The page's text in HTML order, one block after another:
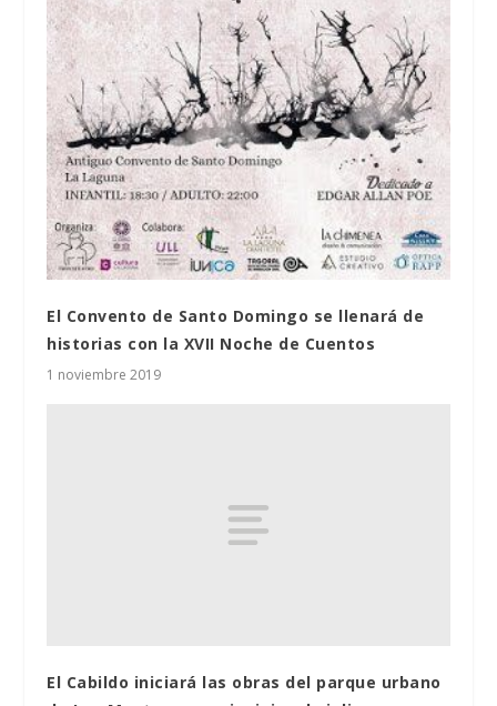
El Convento de Santo Domingo se llenará de
historias con la XVII Noche de Cuentos
1 noviembre 2019
El Cabildo iniciará las obras del parque urbano